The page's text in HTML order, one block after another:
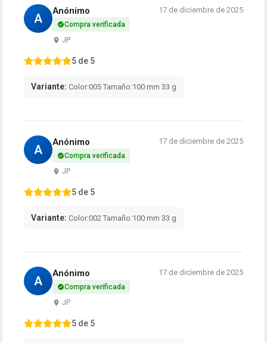
A
Anónimo
Compra verificada
JP
17 de diciembre de 2025
5 de 5
Variante: Color:005 Tamaño:100 mm 33 g
A
Anónimo
Compra verificada
JP
17 de diciembre de 2025
5 de 5
Variante: Color:002 Tamaño:100 mm 33 g
A
Anónimo
Compra verificada
JP
17 de diciembre de 2025
5 de 5